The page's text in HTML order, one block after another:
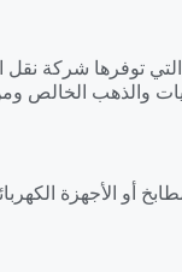
توفرها شركة نقل
والذهب الخالص
أو الأجهزة